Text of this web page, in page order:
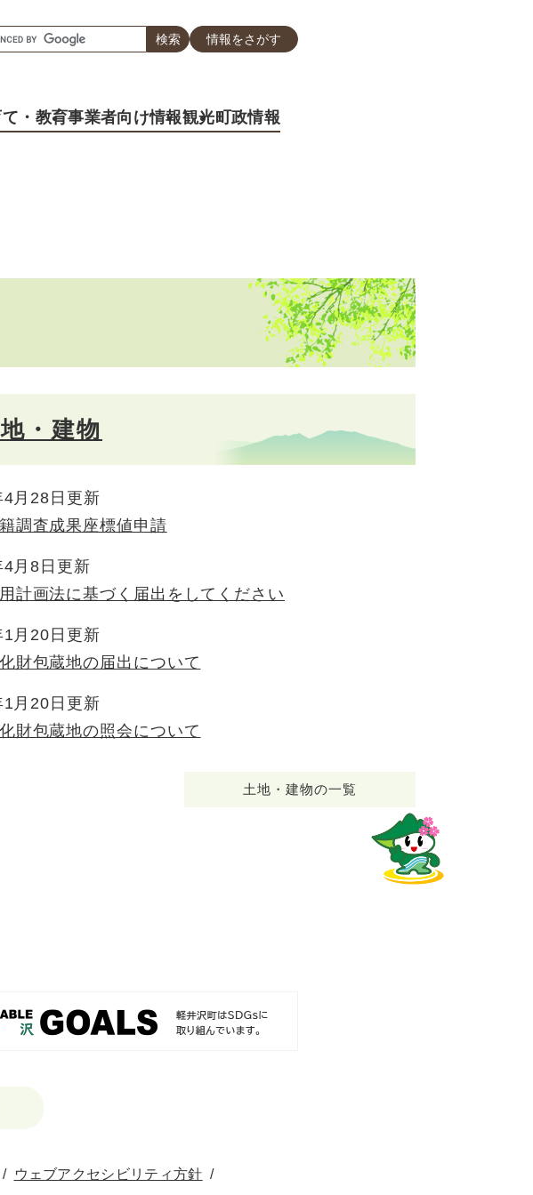
情報をさがす
・教育事業者向け情報観光町政情報
・建物
月28日更新
調査成果座標値申請
月8日更新
計画法に基づく届出をしてください
月20日更新
財包蔵地の届出について
月20日更新
財包蔵地の照会について
土地・建物の一覧
ウェブアクセシビリティ方針